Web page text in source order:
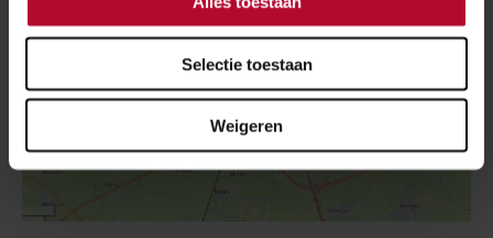
Selectie toestaan
Weigeren